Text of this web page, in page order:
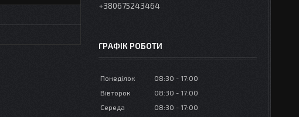
+380675243464
ГРАФІК РОБОТИ
Понеділок 08:30
17:00
Вівторок
08:30
17:00
Середа
08:30
17:00